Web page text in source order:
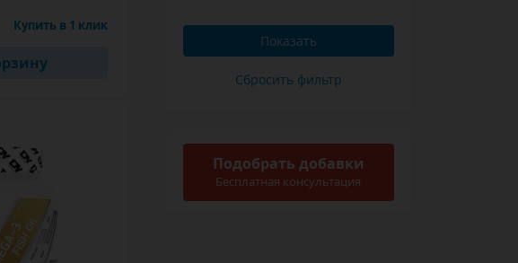
Подобрать добавки
Бесплатная консультация
Купить в 1 клик